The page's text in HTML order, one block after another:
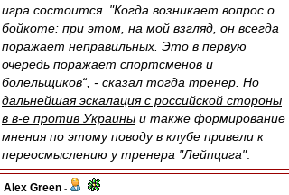
игра состоится. "Когда возникает вопрос о
бойкоте: при этом, на мой взгляд, он всегда
поражает неправильных. Это в первую
очередь поражает спортсменов и
болельщиков“, - сказал тогда тренер. Но
дальнейшая эскалация с российской стороны
в в-е против Украины и также формирование
мнения по этому поводу в клубе привели к
переосмыслению у тренера "Лейпцига".
Alex Green -